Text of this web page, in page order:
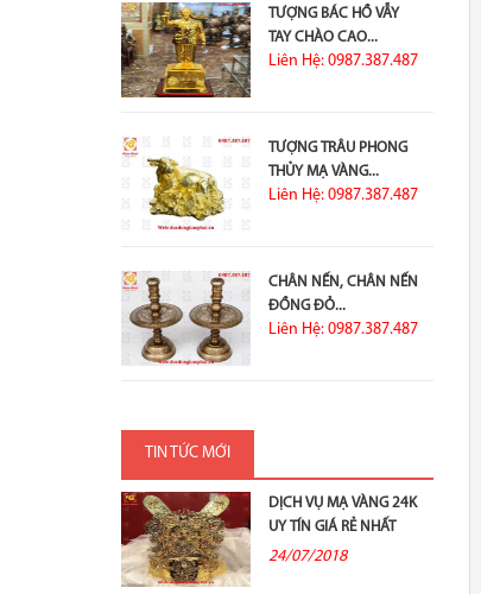
TƯỢNG BÁC HỒ VẪY
TAY CHÀO CAO...
Liên Hệ: 0987.387.487
TƯỢNG TRÂU PHONG
THỦY MẠ VÀNG...
Liên Hệ: 0987.387.487
CHÂN NẾN, CHÂN NẾN
ĐỒNG ĐỎ...
Liên Hệ: 0987.387.487
TIN TỨC MỚI
DỊCH VỤ MẠ VÀNG 24K
UY TÍN GIÁ RẺ NHẤT
24/07/2018